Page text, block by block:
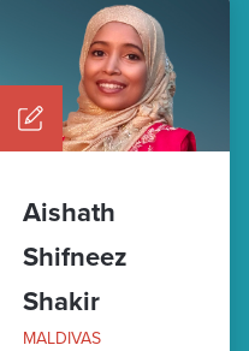
Aishath
Shifneez
Shakir
MALDIVAS